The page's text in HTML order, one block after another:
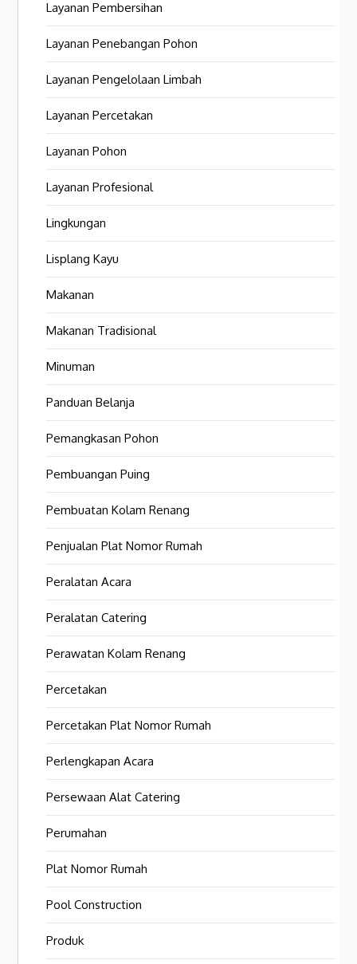
Layanan Pembersihan
Layanan Penebangan Pohon
Layanan Pengelolaan Limbah
Layanan Percetakan
Layanan Pohon
Layanan Profesional
Lingkungan
Lisplang Kayu
Makanan
Makanan Tradisional
Minuman
Panduan Belanja
Pemangkasan Pohon
Pembuangan Puing
Pembuatan Kolam Renang
Penjualan Plat Nomor Rumah
Peralatan Acara
Peralatan Catering
Perawatan Kolam Renang
Percetakan
Percetakan Plat Nomor Rumah
Perlengkapan Acara
Persewaan Alat Catering
Perumahan
Plat Nomor Rumah
Pool Construction
Produk